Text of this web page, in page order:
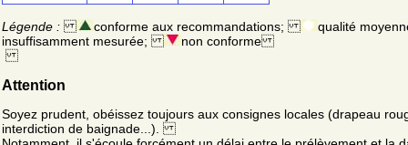
Légende : conforme aux recommandations;
qualité
insuffisamment mesurée;
non conforme
Attention
Soyez prudent, obéissez toujours aux consignes locales (drapeau
interdiction de baignade...).